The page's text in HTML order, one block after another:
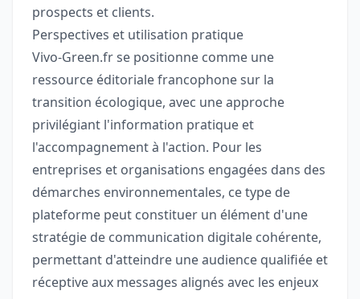
prospects et clients.
Perspectives et utilisation pratique
Vivo-Green.fr se positionne comme une
ressource éditoriale francophone sur la
transition écologique, avec une approche
privilégiant l'information pratique et
l'accompagnement à l'action. Pour les
entreprises et organisations engagées dans des
démarches environnementales, ce type de
plateforme peut constituer un élément d'une
stratégie de communication digitale cohérente,
permettant d'atteindre une audience qualifiée et
réceptive aux messages alignés avec les enjeux